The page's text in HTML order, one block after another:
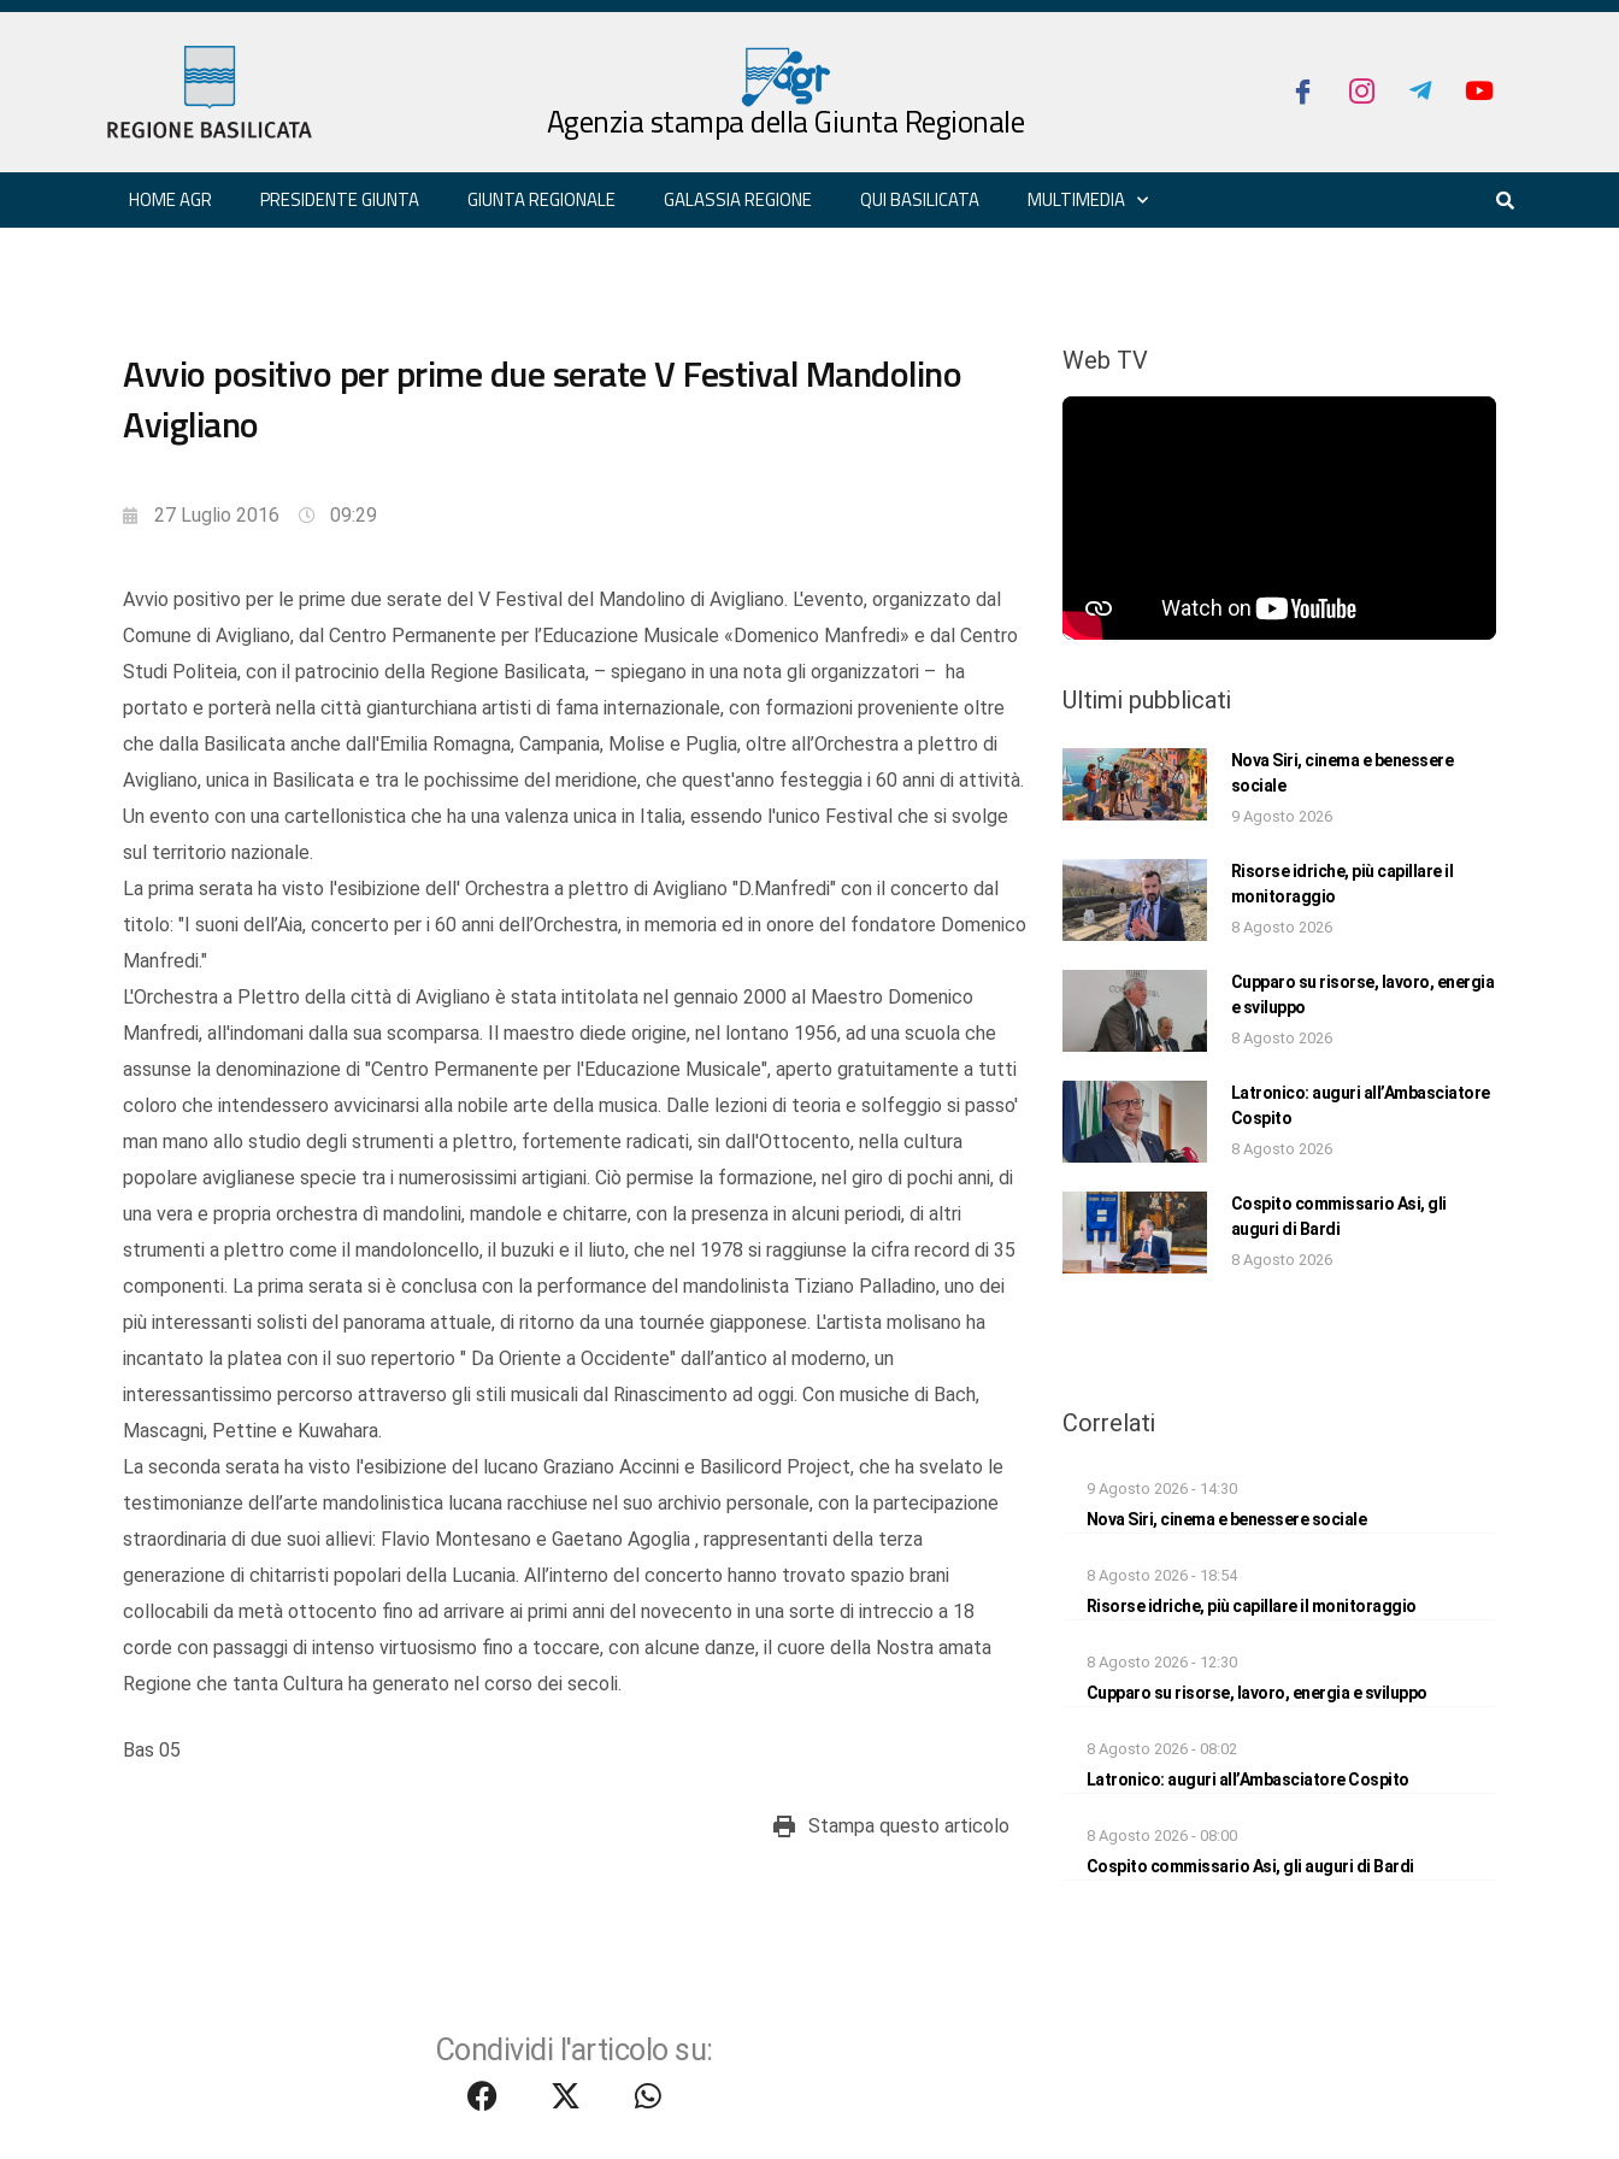
Agenzia stampa della Giunta Regionale
HOME AGR PRESIDENTE GIUNTA GIUNTA REGIONALE GALASSIA REGIONE QUI BASILICATA MULTIMEDIA
Avvio positivo per prime due serate V Festival Mandolino
Avigliano
27 Luglio 2016 09:29
Avvio positivo per le prime due serate del V Festival del Mandolino di Avigliano. L'evento, organizzato dal
Comune di Avigliano, dal Centro Permanente per l’Educazione Musicale «Domenico Manfredi» e dal Centro
Studi Politeia, con il patrocinio della Regione Basilicata, – spiegano in una nota gli organizzatori – ha
portato e porterà nella città gianturchiana artisti di fama internazionale, con formazioni proveniente oltre
che dalla Basilicata anche dall'Emilia Romagna, Campania, Molise e Puglia, oltre all’Orchestra a plettro di
Avigliano, unica in Basilicata e tra le pochissime del meridione, che quest'anno festeggia i 60 anni di attività.
Un evento con una cartellonistica che ha una valenza unica in Italia, essendo l'unico Festival che si svolge
sul territorio nazionale.
La prima serata ha visto l'esibizione dell' Orchestra a plettro di Avigliano "D.Manfredi" con il concerto dal
titolo: "I suoni dell’Aia, concerto per i 60 anni dell’Orchestra, in memoria ed in onore del fondatore Domenico
Manfredi."
L'Orchestra a Plettro della città di Avigliano è stata intitolata nel gennaio 2000 al Maestro Domenico
Manfredi, all'indomani dalla sua scomparsa. Il maestro diede origine, nel lontano 1956, ad una scuola che
assunse la denominazione di "Centro Permanente per l'Educazione Musicale", aperto gratuitamente a tutti
coloro che intendessero avvicinarsi alla nobile arte della musica. Dalle lezioni di teoria e solfeggio si passo'
man mano allo studio degli strumenti a plettro, fortemente radicati, sin dall'Ottocento, nella cultura
popolare aviglianese specie tra i numerosissimi artigiani. Ciò permise la formazione, nel giro di pochi anni, di
una vera e propria orchestra dì mandolini, mandole e chitarre, con la presenza in alcuni periodi, di altri
strumenti a plettro come il mandoloncello, il buzuki e il liuto, che nel 1978 si raggiunse la cifra record di 35
componenti. La prima serata si è conclusa con la performance del mandolinista Tiziano Palladino, uno dei
più interessanti solisti del panorama attuale, di ritorno da una tournée giapponese. L'artista molisano ha
incantato la platea con il suo repertorio " Da Oriente a Occidente" dall’antico al moderno, un
interessantissimo percorso attraverso gli stili musicali dal Rinascimento ad oggi. Con musiche di Bach,
Mascagni, Pettine e Kuwahara.
La seconda serata ha visto l'esibizione del lucano Graziano Accinni e Basilicord Project, che ha svelato le
testimonianze dell’arte mandolinistica lucana racchiuse nel suo archivio personale, con la partecipazione
straordinaria di due suoi allievi: Flavio Montesano e Gaetano Agoglia , rappresentanti della terza
generazione di chitarristi popolari della Lucania. All’interno del concerto hanno trovato spazio brani
collocabili da metà ottocento fino ad arrivare ai primi anni del novecento in una sorte di intreccio a 18
corde con passaggi di intenso virtuosismo fino a toccare, con alcune danze, il cuore della Nostra amata
Regione che tanta Cultura ha generato nel corso dei secoli.
Bas 05
Stampa questo articolo
Condividi l'articolo su:
Web TV
Ultimi pubblicati
Nova Siri, cinema e benessere
sociale
9 Agosto 2026
Risorse idriche, più capillare il
monitoraggio
8 Agosto 2026
Cupparo su risorse, lavoro, energia
e sviluppo
8 Agosto 2026
Latronico: auguri all’Ambasciatore
Cospito
8 Agosto 2026
Cospito commissario Asi, gli
auguri di Bardi
8 Agosto 2026
Correlati
9 Agosto 2026 - 14:30
Nova Siri, cinema e benessere sociale
8 Agosto 2026 - 18:54
Risorse idriche, più capillare il monitoraggio
8 Agosto 2026 - 12:30
Cupparo su risorse, lavoro, energia e sviluppo
8 Agosto 2026 - 08:02
Latronico: auguri all’Ambasciatore Cospito
8 Agosto 2026 - 08:00
Cospito commissario Asi, gli auguri di Bardi